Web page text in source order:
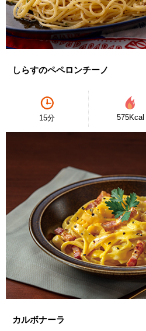
しらすのペペロンチーノ
15分 575Kcal
カルボナーラ